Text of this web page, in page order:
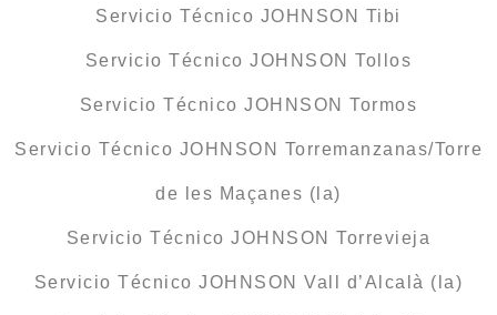
Servicio Técnico JOHNSON Tibi
Servicio Técnico JOHNSON Tollos
Servicio Técnico JOHNSON Tormos
Servicio Técnico JOHNSON Torremanzanas/Torre
de les Maçanes (la)
Servicio Técnico JOHNSON Torrevieja
Servicio Técnico JOHNSON Vall d’Alcalà (la)